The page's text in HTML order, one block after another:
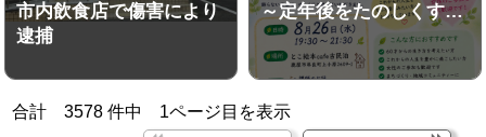
市内飲食店で傷害により
逮捕
～定年後をたのしくす…
合計3578 件中 1ページ目を表示